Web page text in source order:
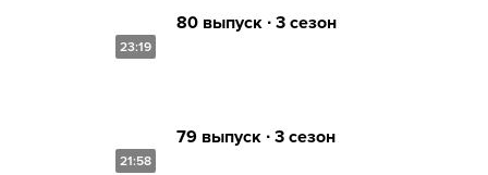
23:19
80 выпуск ∙ 3 сезон
21:58
79 выпуск ∙ 3 сезон